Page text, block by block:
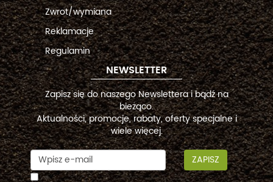
Zwrot/wymiana
Reklamacje
Regulamin
NEWSLETTER
Zapisz się do naszego Newslettera i bądź na
bieżąco.
Aktualności, promocje, rabaty, oferty specjalne i
wiele więcej.
ZAPISZ